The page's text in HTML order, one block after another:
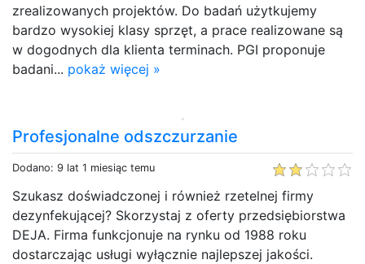
zrealizowanych projektów. Do badań użytkujemy
bardzo wysokiej klasy sprzęt, a prace realizowane są
w dogodnych dla klienta terminach. PGI proponuje
badani... pokaż więcej »
Profesjonalne odszczurzanie
Dodano: 9 lat 1 miesiąc temu
Szukasz doświadczonej i również rzetelnej firmy
dezynfekującej? Skorzystaj z oferty przedsiębiorstwa
DEJA. Firma funkcjonuje na rynku od 1988 roku
dostarczając usługi wyłącznie najlepszej jakości.